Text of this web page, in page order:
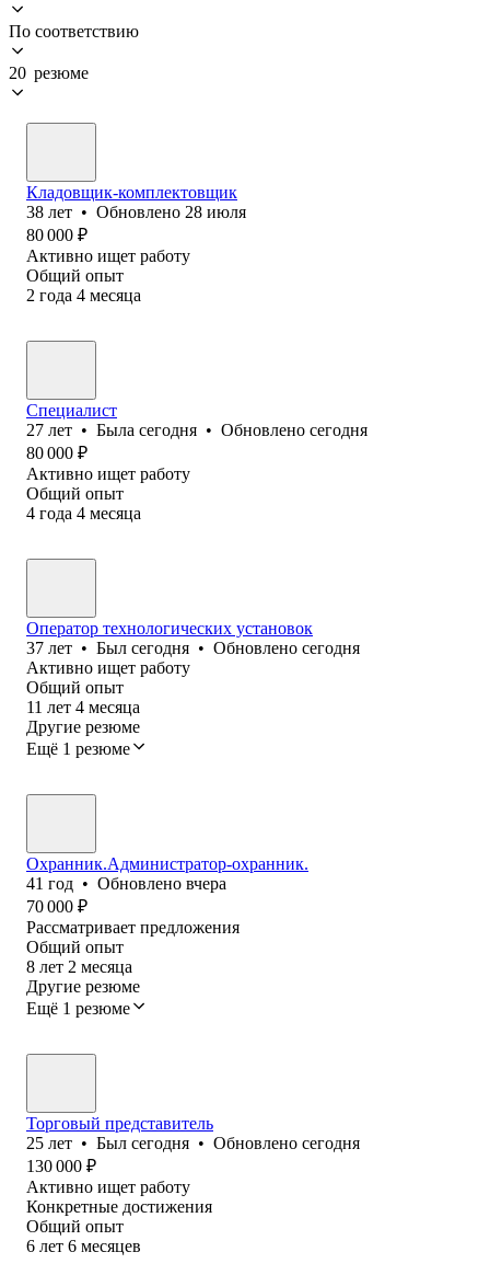
По соответствию
20 резюме
Кладовщик-комплектовщик
38 лет • Обновлено 28 июля
80 000 ₽
Активно ищет работу
Общий опыт
2 года 4 месяца
Специалист
27 лет • Была сегодня • Обновлено сегодня
80 000 ₽
Активно ищет работу
Общий опыт
4 года 4 месяца
Оператор технологических установок
37 лет • Был сегодня • Обновлено сегодня
Активно ищет работу
Общий опыт
11 лет 4 месяца
Другие резюме
Ещё 1 резюме
Охранник.Администратор-охранник.
41 год • Обновлено вчера
70 000 ₽
Рассматривает предложения
Общий опыт
8 лет 2 месяца
Другие резюме
Ещё 1 резюме
Торговый представитель
25 лет • Был сегодня • Обновлено сегодня
130 000 ₽
Активно ищет работу
Конкретные достижения
Общий опыт
6 лет 6 месяцев